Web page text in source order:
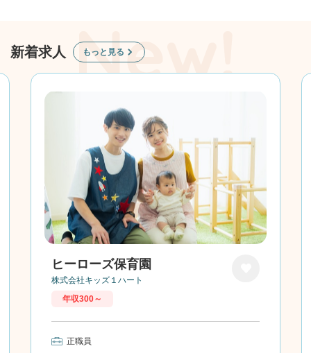
新着求人 もっと見る
ヒーローズ保育園
株式会社キッズ１ハート
年収300～
正職員